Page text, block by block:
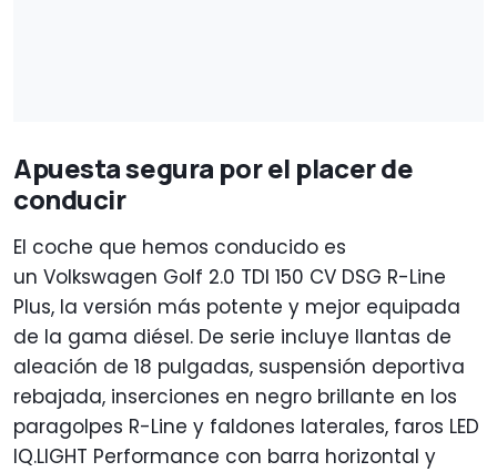
Apuesta segura por el placer de
conducir
El coche que hemos conducido es
un Volkswagen Golf 2.0 TDI 150 CV DSG R-Line
Plus, la versión más potente y mejor equipada
de la gama diésel. De serie incluye llantas de
aleación de 18 pulgadas, suspensión deportiva
rebajada, inserciones en negro brillante en los
paragolpes R-Line y faldones laterales, faros LED
IQ.LIGHT Performance con barra horizontal y